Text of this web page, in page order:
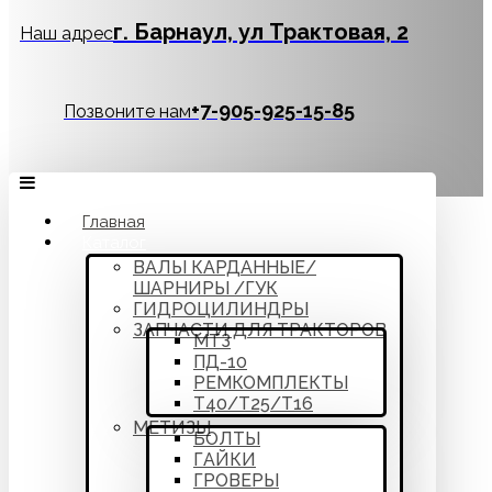
Наш адресг. Барнаул, ул Трактовая, 2
Позвоните нам‪+7-905-925-15-85
Главная
ВАЛЫ КАРДАННЫЕ/
ШАРНИРЫ /ГУК
ГИДРОЦИЛИНДРЫ
ЗАПЧАСТИ ДЛЯ ТРАКТОРОВ
МТЗ
ПД-10
РЕМКОМПЛЕКТЫ
Т40/Т25/Т16
МЕТИЗЫ
БОЛТЫ
ГАЙКИ
ГРОВЕРЫ